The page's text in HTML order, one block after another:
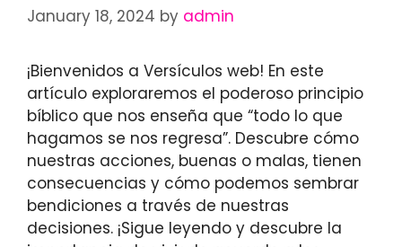
January 18, 2024 by admin
¡Bienvenidos a Versículos web! En este
artículo exploraremos el poderoso principio
bíblico que nos enseña que “todo lo que
hagamos se nos regresa”. Descubre cómo
nuestras acciones, buenas o malas, tienen
consecuencias y cómo podemos sembrar
bendiciones a través de nuestras
decisiones. ¡Sigue leyendo y descubre la